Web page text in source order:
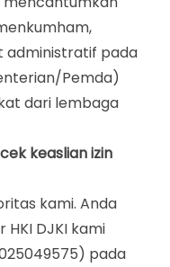
administratif pada
Pemda)
dari lembaga
keaslian izin
kami. Anda
DJKI kami
pada